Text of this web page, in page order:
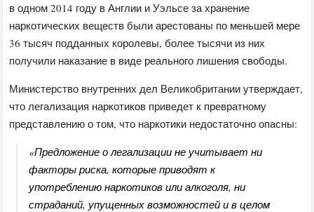
в одном 2014 году в Англии и Уэльсе за хранение
наркотических веществ были арестованы по меньшей мере
36 тысяч подданных королевы, более тысячи из них
получили наказание в виде реального лишения свободы.
Министерство внутренних дел Великобритании утверждает,
что легализация наркотиков приведет к превратному
представлению о том, что наркотики недостаточно опасны:
«Предложение о легализации не учитывает ни
факторы риска, которые приводят к
употреблению наркотиков или алкоголя, ни
страданий, упущенных возможностей и в целом